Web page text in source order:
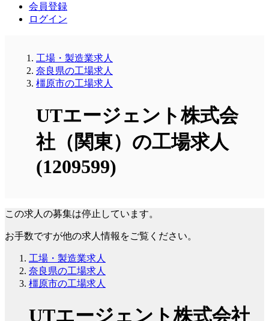
会員登録
ログイン
工場・製造業求人
奈良県の工場求人
橿原市の工場求人
UTエージェント株式会
社（関東）の工場求人
(1209599)
この求人の募集は停止しています。
お手数ですが他の求人情報をご覧ください。
工場・製造業求人
奈良県の工場求人
橿原市の工場求人
UTエージェント株式会社